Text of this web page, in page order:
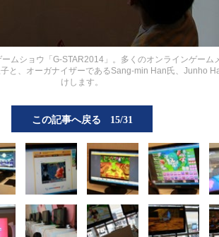
ムショウ「G-STAR2014」。多くのオンラインゲーム
と、オーガナイザーであるSang-min Han氏、Junho
けします。
この記事へ戻る 15/31